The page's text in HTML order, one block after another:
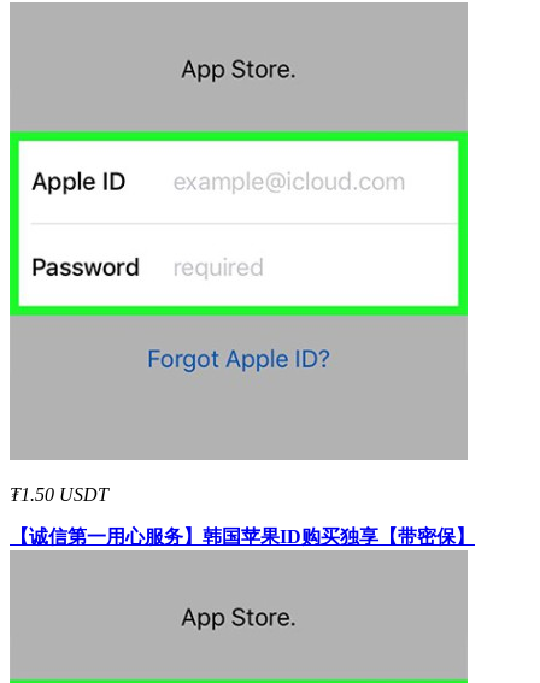
₮1.50 USDT
【诚信第一用心服务】 韩国苹果ID购买独享【带密保】